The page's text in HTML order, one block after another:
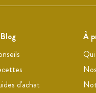
d'achat
À